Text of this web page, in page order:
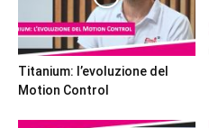
Titanium: l’evoluzione del
Motion Control